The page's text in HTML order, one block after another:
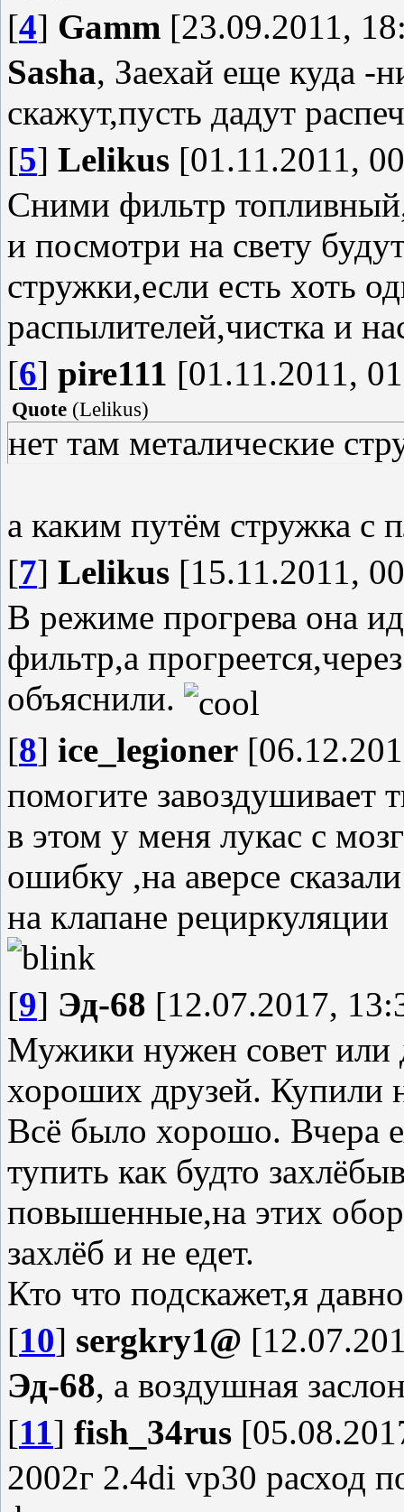
[4] Gamm [23.09.2011,
Sasha, Заехай еще куда -
скажут,пусть дадут
[5] Lelikus [01.11.2011,
Сними фильтр
и посмотри на свету
стружки,если есть хоть
распылителей,чистка и
[6] pire111 [01.11.2011,
Quote (Lelikus)
нет там металические
а каким путём стружка с
[7] Lelikus [15.11.2011,
В режиме прогрева она
фильтр,а
объяснили.
[8] ice_legioner
помогите завоздушивает
в этом у меня лукас с
ошибку ,на аверсе
на клапане рециркуляции
[9] Эд-68 [12.07.2017,
Мужики нужен совет или
хороших друзей. Купили
Всё было хорошо. Вчера
тупить как будто
повышенные,на этих
захлёб и не едет.
Кто что подскажет,я
[10] sergkry1@
Эд-68, а воздушная
[11] fish_34rus
2002г 2.4di vp30 расход